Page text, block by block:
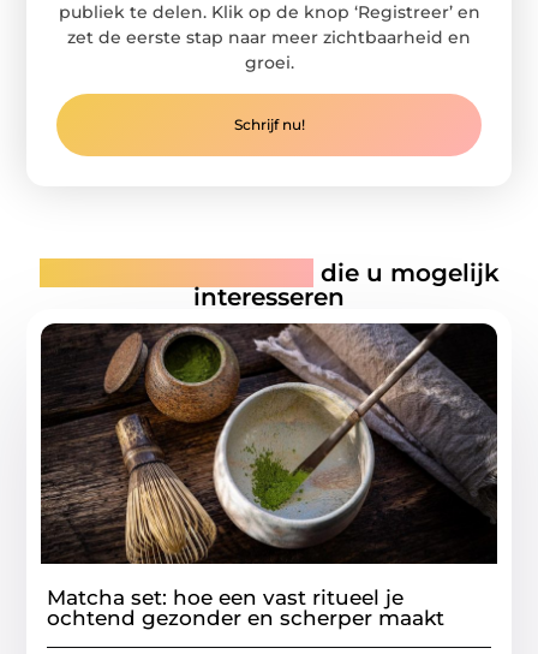
publiek te delen. Klik op de knop ‘Registreer’ en
zet de eerste stap naar meer zichtbaarheid en
groei.
Schrijf nu!
die u mogelijk
interesseren
Matcha set: hoe een vast ritueel je
ochtend gezonder en scherper maakt